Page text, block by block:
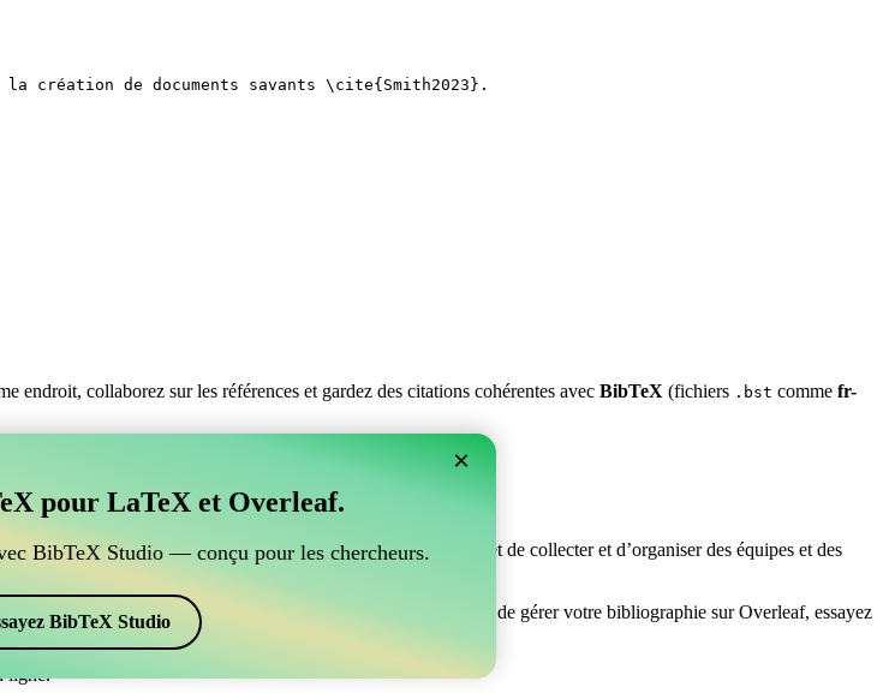
création de documents savants \cite{ Smith2023 }.
endroit, collaborez sur les références et gardez des citations cohérentes avec BibTeX (fichiers .bst comme fr-
qui se connecte à Overleaf?
qui se connecte à Overleaf? »
dans Overleaf, CiteDrive pourrait être parfait ! Il vous permet de collecter et d’organiser des équipes et des
styles, y compris fr-mtc. Si vous cherchez un moyen facile de gérer votre bibliographie sur Overleaf, essayez
ligne.
×
pour LaTeX et Overleaf.
BibTeX Studio — conçu pour les chercheurs.
BibTeX Studio